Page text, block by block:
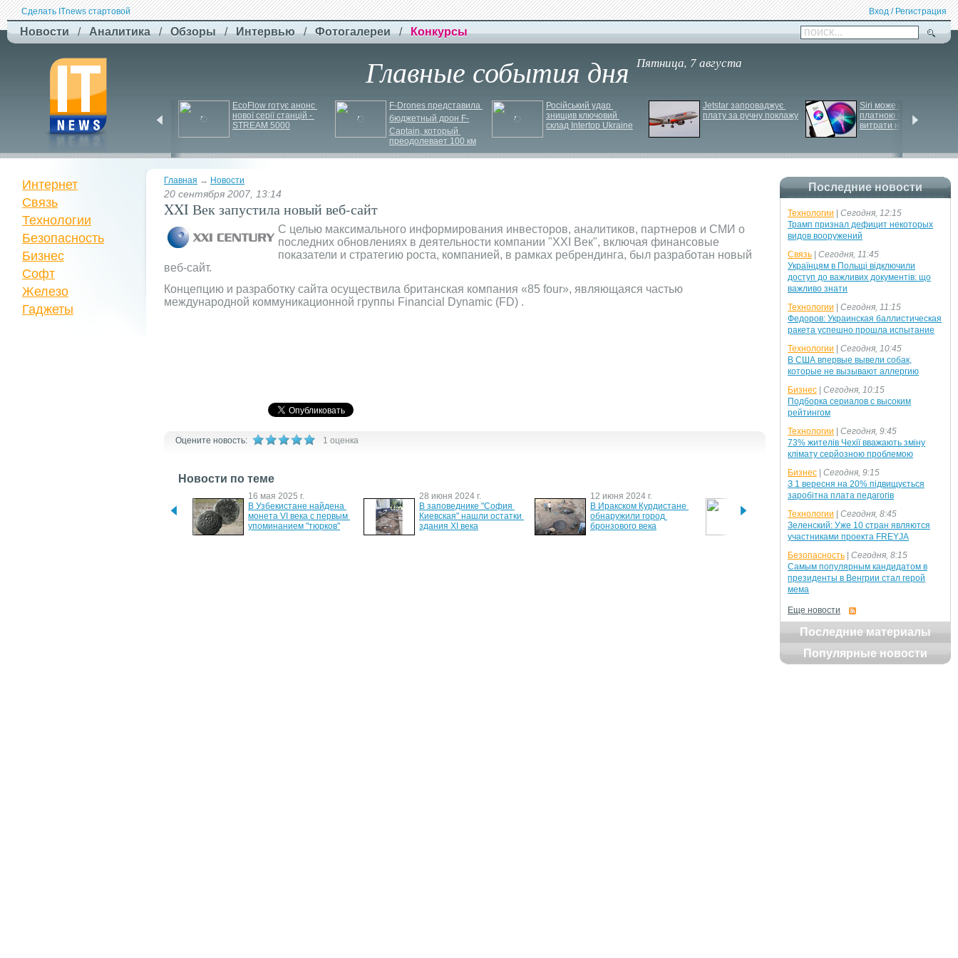
Сделать ITnews стартовой Вход / Регистрация
Новости / Аналитика / Обзоры / Интервью / Фотогалереи / Конкурсы поиск...
Главные события дня Пятница, 7 августа
серію міських квестів
маршрутами трамваїв
EcoFlow готує анонс
нової серії станцій -
STREAM 5000
F-Drones представила
бюджетный дрон F-
Сaptain, который
преодолевает 100 км
Російський удар
знищив ключовий
склад Intertop Ukraine
Jetstar запроваджує
плату за ручну поклажу
Siri може стати
платною через високі
витрати на роботу ІІ
Главная → Новости
20 сентября 2007, 13:14
XXI Век запустила новый веб-сайт
С целью максимального информирования инвесторов, аналитиков, партнеров и СМИ о
последних обновлениях в деятельности компании "XXI Век", включая финансовые
показатели и стратегию роста, компанией, в рамках ребрендинга, был разработан новый
веб-сайт.
Концепцию и разработку сайта осуществила британская компания «85 four», являющаяся частью
международной коммуникационной группы Financial Dynamic (FD) .
Оцените новость: 1 оценка
Новости по теме
В Узбекистане обнаружен
16 мая 2025 г.
В Узбекистане найдена
монета VI века с первым
упоминанием "тюрков"
28 июня 2024 г.
В заповеднике "София
Киевская" нашли остатки
здания XI века
12 июня 2024 г.
В Иракском Курдистане
обнаружили город
бронзового века
23 мая 2011 г.
обзавелись телефонами
МТС 236
Интернет
Связь
Технологии
Безопасность
Бизнес
Софт
Железо
Гаджеты
Последние новости
Технологии
Сегодня, 12:15
Трамп признал дефицит некоторых
видов вооружений
Связь
Сегодня, 11:45
Українцям в Польщі відключили
доступ до важливих документів: що
важливо знати
Технологии
Сегодня, 11:15
Федоров: Украинская баллистическая
ракета успешно прошла испытание
Технологии
Сегодня, 10:45
В США впервые вывели собак,
которые не вызывают аллергию
Бизнес
Сегодня, 10:15
Подборка сериалов с высоким
рейтингом
Технологии
Сегодня, 9:45
73% жителів Чехії вважають зміну
клімату серйозною проблемою
Бизнес
Сегодня, 9:15
З 1 вересня на 20% підвищується
заробітна плата педагогів
Технологии
Сегодня, 8:45
Зеленский: Уже 10 стран являются
участниками проекта FREYJA
Безопасность
Сегодня, 8:15
Самым популярным кандидатом в
президенты в Венгрии стал герой
мема
Еще новости
Последние материалы
Популярные новости